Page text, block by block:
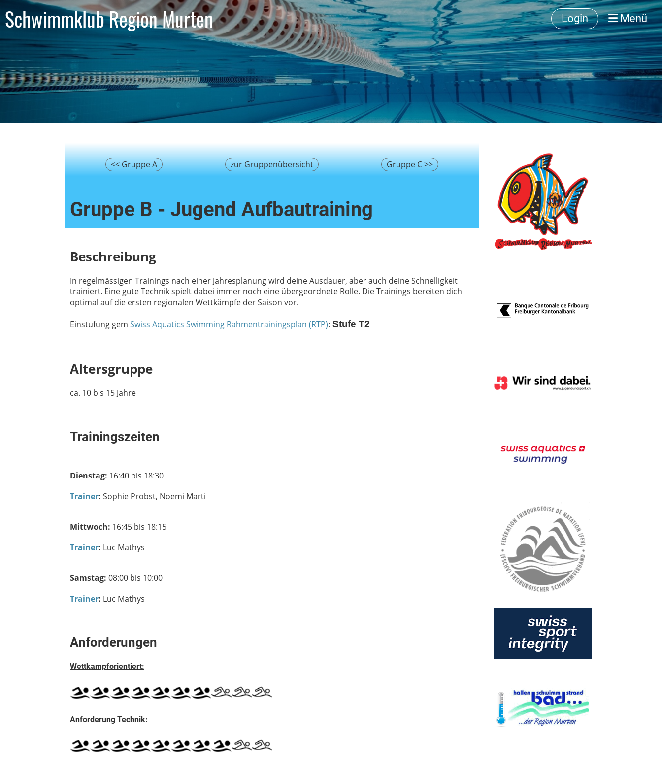
Schwimmklub Region Murten Login Menü
<< Gruppe A zur Gruppenübersicht Gruppe C >>
Gruppe B - Jugend Aufbautraining
Beschreibung
In regelmässigen Trainings nach einer Jahresplanung wird deine Ausdauer, aber auch deine Schnelligkeit
trainiert. Eine gute Technik spielt dabei immer noch eine übergeordnete Rolle. Die Trainings bereiten dich
optimal auf die ersten regionalen Wettkämpfe der Saison vor.
Einstufung gem Swiss Aquatics Swimming Rahmentrainingsplan (RTP): Stufe T2
Altersgruppe
ca. 10 bis 15 Jahre
Trainingszeiten
Dienstag: 16:40 bis 18:30
Trainer: Sophie Probst, Noemi Marti
Mittwoch: 16:45 bis 18:15
Trainer: Luc Mathys
Samstag: 08:00 bis 10:00
Trainer: Luc Mathys
Anforderungen
Wettkampforientiert:
Anforderung Technik: